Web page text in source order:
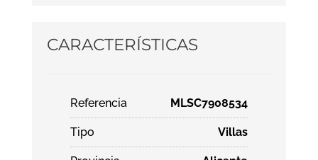
CARACTERÍSTICAS
Referencia MLSC7908534
Tipo Villas